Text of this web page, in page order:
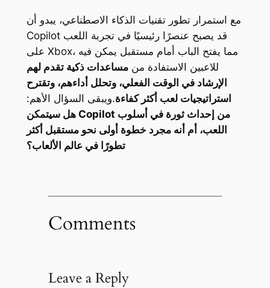
مع استمرار تطور تقنيات الذكاء الاصطناعي، يبدو أن
Copilot قد يصبح عنصرًا رئيسيًا في تجربة اللعب
على Xbox، مما يفتح الباب أمام مستقبل يمكن فيه
للاعبين الاستفادة منمساعدات ذكية تقدم لهم
الإرشاد في الوقت الفعلي، وتحلل أداءهم، وتقترح
استراتيجيات لعب أكثر كفاءة.ويبقى السؤال الأهم:
هل سيتمكن Copilot من إحداث ثورة في أسلوب
اللعب، أم أنه مجرد خطوة أولى نحو مستقبل أكثر
تطورًا في عالم الألعاب؟
Comments
Leave a Reply